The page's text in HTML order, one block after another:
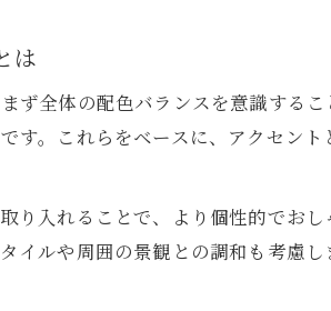
モダンを演出する外壁塗装
塗装でモダンな雰囲気
塗装の配色テクでモダ
おしゃれな塗装パター
は
ず全体の配色バランスを意識する
す。これらをベースに、アクセン
り入れることで、より個性的でお
イルや周囲の景観との調和も考慮